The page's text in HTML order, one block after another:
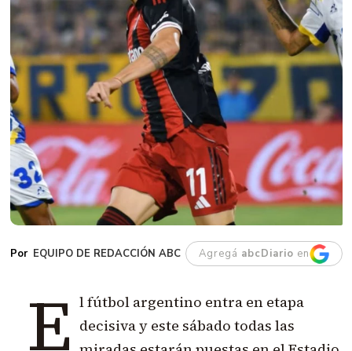
EQUIPO DE REDACCIÓN ABC Agregá abcDiario en
E l fútbol argentino entra en etapa
decisiva y este sábado todas las